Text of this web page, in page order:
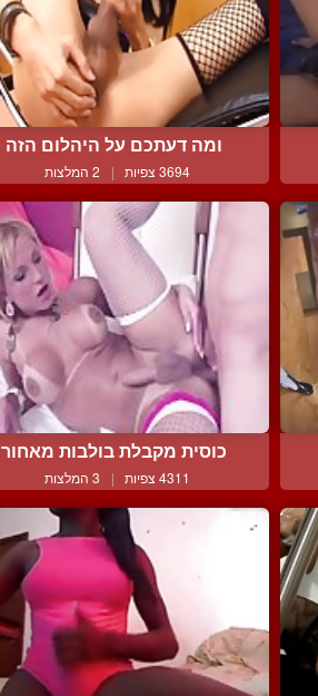
ומה דעתכם על היהלום הזה
3694 צפיות | 2 המלצות
כוסית מקבלת בולבות מאחור
4311 צפיות | 3 המלצות